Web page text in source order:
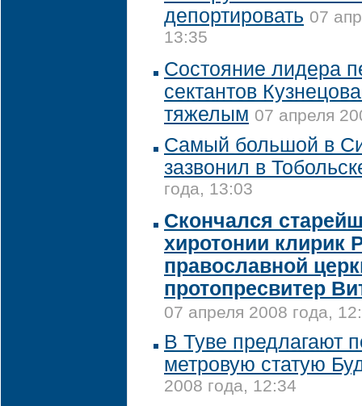
депортировать 07
13:35
Состояние лидера
сектантов
тяжелым 07 апреля
Самый большой в
зазвонил в
года, 13:03
Скончался
хиротонии клирик
православной
протопресвитер
07 апреля 2008 года,
В Туве предлагают
метровую статую
2008 года, 12:34